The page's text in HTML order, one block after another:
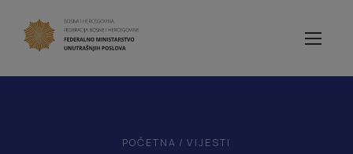
POČETNA / VIJESTI